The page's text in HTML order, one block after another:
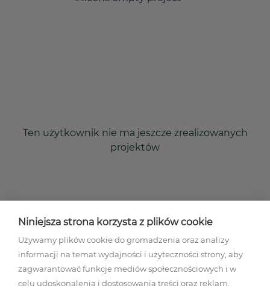
Ten użytkownik nie ma jeszcze zrealizowanych
projektów
Niniejsza strona korzysta z plików cookie
Używamy plików cookie do gromadzenia oraz analizy
informacji na temat wydajności i użyteczności strony, aby
zagwarantować funkcje mediów społecznościowych i w
celu udoskonalenia i dostosowania treści oraz reklam.